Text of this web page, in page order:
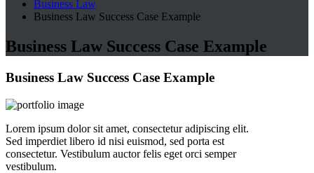
Business Law
Business Law Success Case Example
Business Law Success Case Example
Business Law Success Case Example
Lorem ipsum dolor sit amet, consectetur adipiscing elit.
Sed imperdiet libero id nisi euismod, sed porta est
consectetur. Vestibulum auctor felis eget orci semper
vestibulum.